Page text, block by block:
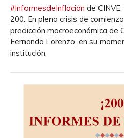
#InformesdeInflación de
200. En plena crisis de
predicción macroeconómica de
Fernando Lorenzo, en su
institución.